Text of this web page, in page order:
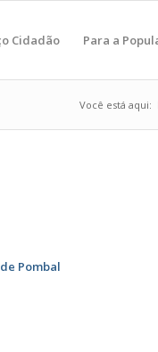
Cidadão Para a
Você está aqui:
Pombal